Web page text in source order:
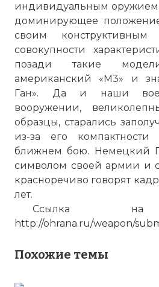
индивидуальным оружием
доминирующее
своим конструктивным
совокупности
позади такие
американский «М3» и
Ган». Да и наши
вооружении,
образцы, старались
из-за его
ближнем бою. Немецкий
символом своей армии и
красноречиво говорят
лет.
Ссылка на
http://ohrana.ru/weapon/
Похожие темы